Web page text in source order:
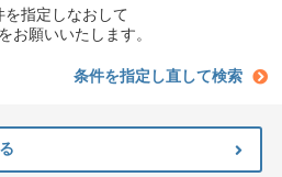
を指定しなおして
お願いいたします。
条件を指定し直して検索